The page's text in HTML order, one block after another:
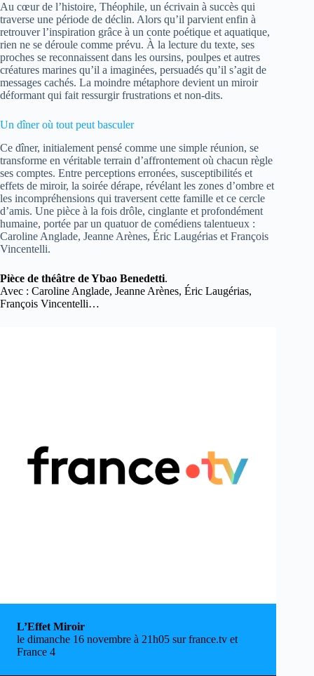
Au cœur de l’histoire, Théophile, un écrivain à succès qui
traverse une période de déclin. Alors qu’il parvient enfin à
retrouver l’inspiration grâce à un conte poétique et aquatique,
rien ne se déroule comme prévu. À la lecture du texte, ses
proches se reconnaissent dans les oursins, poulpes et autres
créatures marines qu’il a imaginées, persuadés qu’il s’agit de
messages cachés. La moindre métaphore devient un miroir
déformant qui fait ressurgir frustrations et non-dits.
Un dîner où tout peut basculer
Ce dîner, initialement pensé comme une simple réunion, se
transforme en véritable terrain d’affrontement où chacun règle
ses comptes. Entre perceptions erronées, susceptibilités et
effets de miroir, la soirée dérape, révélant les zones d’ombre et
les incompréhensions qui traversent cette famille et ce cercle
d’amis. Une pièce à la fois drôle, cinglante et profondément
humaine, portée par un quatuor de comédiens talentueux :
Caroline Anglade, Jeanne Arènes, Éric Laugérias et François
Vincentelli.
Pièce de théâtre de Ybao Benedetti.
Avec : Caroline Anglade, Jeanne Arènes, Éric Laugérias,
François Vincentelli…
L’Effet Miroir
le dimanche 16 novembre à 21h05 sur france.tv et
France 4